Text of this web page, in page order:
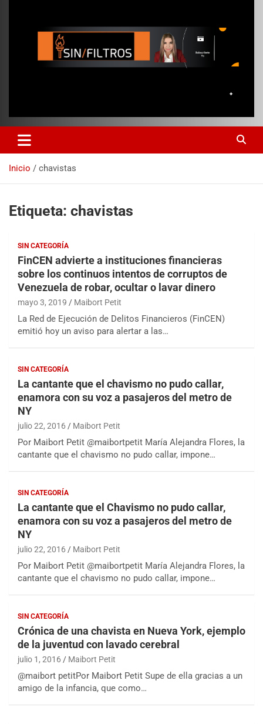
Inicio chavistas
Etiqueta: chavistas
SIN CATEGORÍA
FinCEN advierte a instituciones financieras
sobre los continuos intentos de corruptos de
Venezuela de robar, ocultar o lavar dinero
mayo 3, 2019 Maibort Petit
La Red de Ejecución de Delitos Financieros (FinCEN)
emitió hoy un aviso para alertar a las…
SIN CATEGORÍA
La cantante que el chavismo no pudo callar,
enamora con su voz a pasajeros del metro de
NY
julio 22, 2016 Maibort Petit
Por Maibort Petit @maibortpetit María Alejandra Flores, la
cantante que el chavismo no pudo callar, impone…
SIN CATEGORÍA
La cantante que el Chavismo no pudo callar,
enamora con su voz a pasajeros del metro de
NY
julio 22, 2016 Maibort Petit
Por Maibort Petit @maibortpetit María Alejandra Flores, la
cantante que el chavismo no pudo callar, impone…
SIN CATEGORÍA
Crónica de una chavista en Nueva York, ejemplo
de la juventud con lavado cerebral
julio 1, 2016 Maibort Petit
@maibort petitPor Maibort Petit Supe de ella gracias a un
amigo de la infancia, que como…